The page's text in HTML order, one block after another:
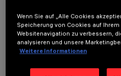
OPTIONALE
Wenn Sie auf „Alle Cookies
Speicherung von Cookies auf Ihrem
Websitenavigation zu verbessern,
analysieren und unsere
Weitere Informationen